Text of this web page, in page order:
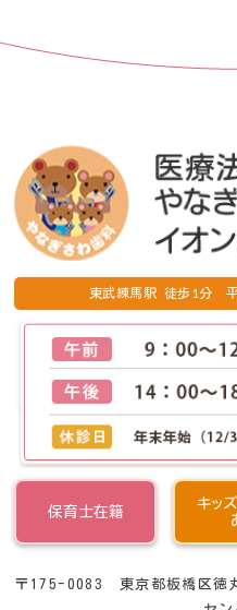
東武練馬駅 徒歩 1分 平
保育士在籍
キッ
〒175-0083 東京都板橋区徳